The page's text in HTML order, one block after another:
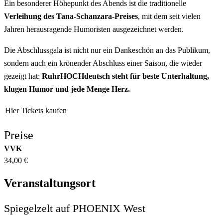
Ein besonderer Höhepunkt des Abends ist die traditionelle
Verleihung des Tana-Schanzara-Preises, mit dem seit vielen
Jahren herausragende Humoristen ausgezeichnet werden.
Die Abschlussgala ist nicht nur ein Dankeschön an das Publikum,
sondern auch ein krönender Abschluss einer Saison, die wieder
gezeigt hat: RuhrHOCHdeutsch steht für beste Unterhaltung,
klugen Humor und jede Menge Herz.
Hier Tickets kaufen
Preise
VVK
34,00 €
Veranstaltungsort
Spiegelzelt auf PHOENIX West